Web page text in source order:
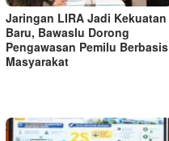
Jaringan LIRA Jadi Kekuatan
Baru, Bawaslu Dorong
Pengawasan Pemilu Berbasis
Masyarakat